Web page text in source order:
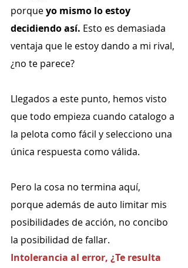
porque yo mismo lo estoy
decidiendo así. Esto es demasiada
ventaja que le estoy dando a mi rival,
¿no te parece?
Llegados a este punto, hemos visto
que todo empieza cuando catalogo a
la pelota como fácil y selecciono una
única respuesta como válida.
Pero la cosa no termina aquí,
porque además de auto limitar mis
posibilidades de acción, no concibo
la posibilidad de fallar.
Intolerancia al error, ¿Te resulta